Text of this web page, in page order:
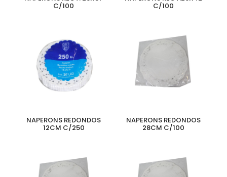
C/100 C/100
NAPERONS REDONDOS
12CM C/250
NAPERONS REDONDOS
28CM C/100